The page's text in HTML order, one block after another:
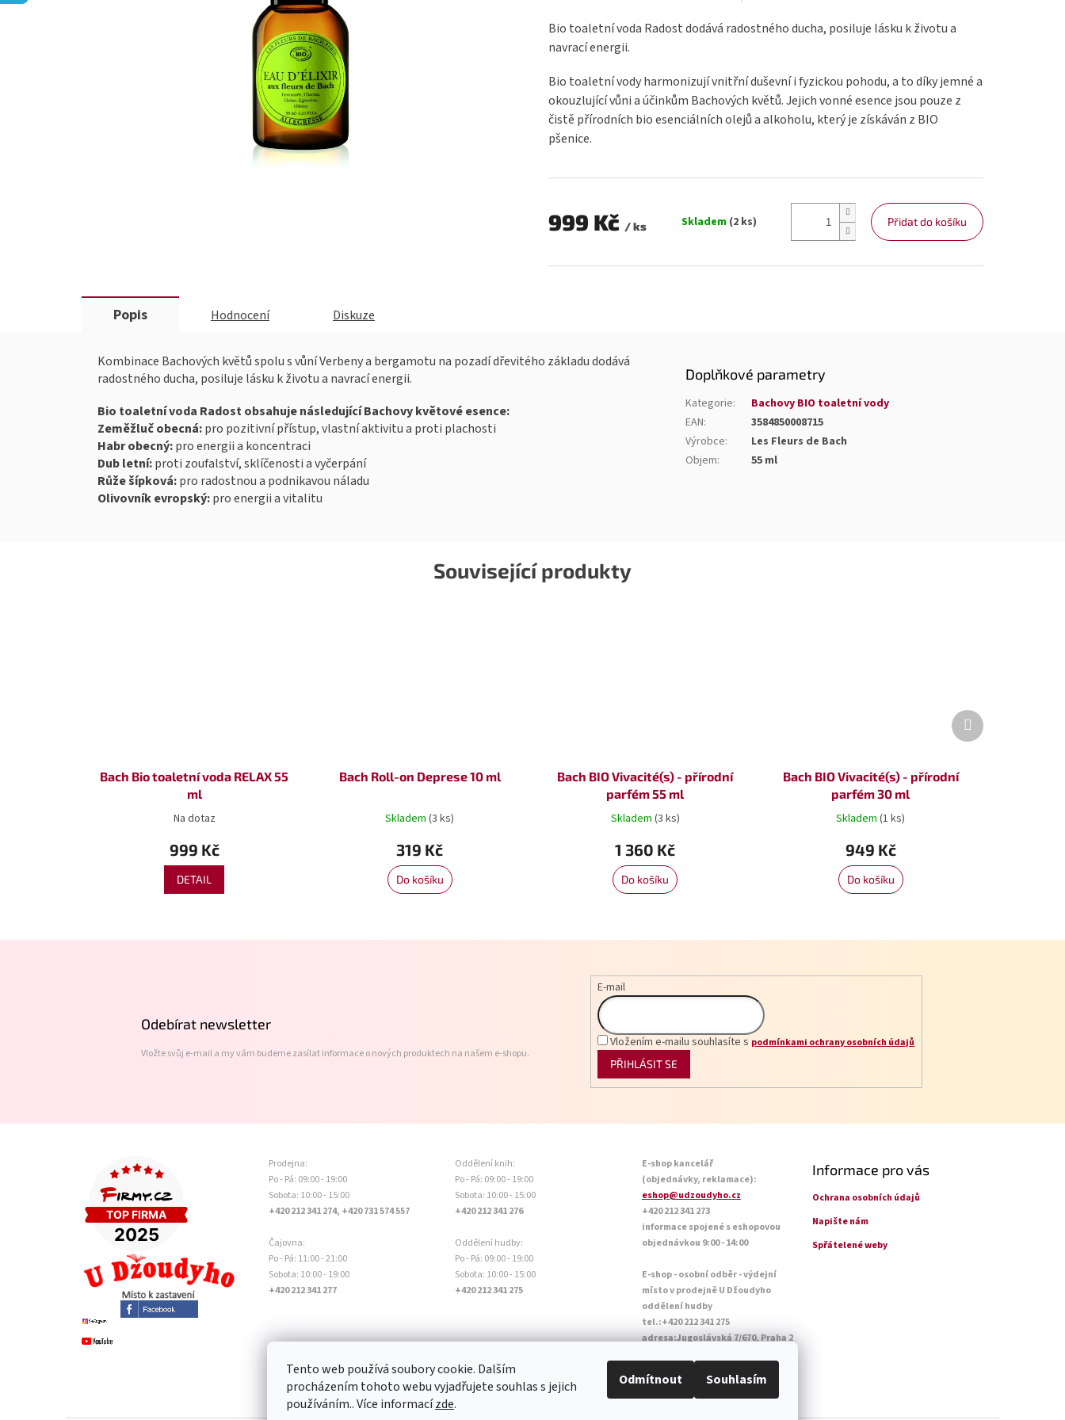
Tento web používá soubory cookie. Dalším
procházením tohoto webu vyjadřujete souhlas s jejich
používáním.. Více informacízde.
Odmítnout Souhlasím
Bio toaletní voda Radost dodává radostného ducha, posiluje lásku k životu a
navrací energii.
Bio toaletní vody harmonizují vnitřní duševní i fyzickou pohodu, a to díky jemné a
okouzlující vůni a účinkům Bachových květů. Jejich vonné esence jsou pouze z
čistě přírodních bio esenciálních olejů a alkoholu, který je získáván z BIO
pšenice.
999 Kč / ks
Skladem (2 ks) Přidat do košíku
produktu
0,0
5
hvězdiček.
Související produkty
Bach Bio toaletní voda RELAX 55
ml
Na dotaz
999 Kč
DETAIL
Bach Roll-on Deprese 10 ml
Skladem(3 ks)
319 Kč
Do košíku
Bach BIO Vivacité(s) - přírodní
parfém 55 ml
Skladem (3 ks)
1 360 Kč
Do košíku
Bach BIO Vivacité(s) - přírodní
parfém 30 ml
Skladem(1 ks)
949 Kč
Do košíku
Další
produkt
Popis Hodnocení Diskuze
Kombinace Bachových květů spolu s vůní Verbeny a bergamotu na pozadí dřevitého základu dodává
radostného ducha, posiluje lásku k životu a navrací energii.
Bio toaletní voda Radost obsahuje následující Bachovy květové esence:
Zeměžluč obecná:pro pozitivní přístup, vlastní aktivitu a proti plachosti
Habr obecný:pro energii a koncentraci
Dub letní:proti zoufalství, sklíčenosti a vyčerpání
Růže šípková:pro radostnou a podnikavou náladu
Olivovník evropský:pro energii a vitalitu
Doplňkové parametry
Kategorie:
Bachovy BIO toaletní vody
EAN:
3584850008715
Výrobce:
Les Fleurs de Bach
Objem: 55 ml
Odebírat newsletter
Vložte svůj e-mail a my vám budeme zasílat informace o nových produktech na našem e-shopu.
E-mail
Vložením e-mailu souhlasíte s podmínkami ochrany osobních údajů
PŘIHLÁSIT SE
Prodejna:
Po - Pá: 09:00 - 19:00
Sobota: 10:00 - 15:00
+420 212 341 274, +420 731 574 557
Čajovna:
Po - Pá: 11:00 - 21:00
Sobota: 10:00 - 19:00
+420 212 341 277
Oddělení knih:
Po - Pá: 09:00 - 19:00
Sobota: 10:00 - 15:00
+420 212 341 276
Oddělení hudby:
Po - Pá: 09:00 - 19:00
Sobota: 10:00 - 15:00
+420 212 341 275
E-shop kancelář
(objednávky, reklamace):
eshop@udzoudyho.cz
+420 212 341 273
informace spojené s eshopovou
objednávkou 9:00 - 14:00
E-shop - osobní odběr - výdejní
místo v prodejně U Džoudyho
oddělení hudby
tel.:+420 212 341 275
adresa:Jugoslávská 7/670, Praha 2
Informace pro vás
Ochrana osobních údajů
Napište nám
Spřátelené weby